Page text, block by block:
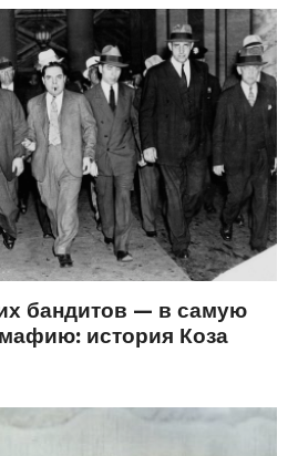
бандитов — в самую
история Коза